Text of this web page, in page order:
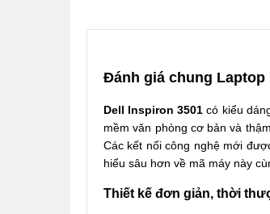
Đánh giá chung Laptop
Dell Inspiron 3501 có kiểu
mềm văn phòng cơ bản và
Các kết nối công nghệ mới
hiểu sâu hơn về mã máy này
Thiết kế đơn giản, thời